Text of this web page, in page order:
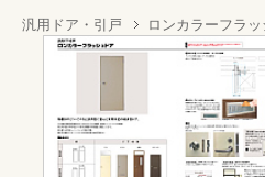
汎用ドア・引戸 ロンカラーフラ